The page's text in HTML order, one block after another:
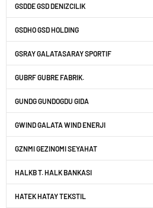
GSDDE GSD DENIZCILIK
GSDHO GSD HOLDING
GSRAY GALATASARAY SPORTIF
GUBRF GUBRE FABRIK.
GUNDG GUNDOGDU GIDA
GWIND GALATA WIND ENERJI
GZNMI GEZINOMI SEYAHAT
HALKB T. HALK BANKASI
HATEK HATAY TEKSTIL